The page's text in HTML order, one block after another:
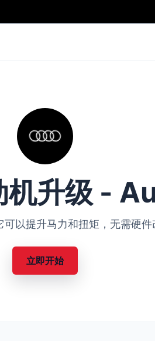
机升级 -
以提升马力和扭矩，无需硬件
立即开始